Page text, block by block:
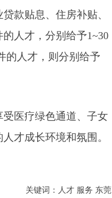
款贴息、住房补贴、
人才，分别给予1~30
的人才，则分别给予
医疗绿色通道、子女
才成长环境和氛围。
关键词：人才 服务 东莞